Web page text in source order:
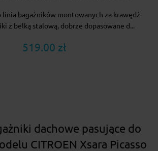
linia bagażników montowanych za krawędź
z belką stalową, dobrze dopasowane d...
519.00 zł
dachowe pasujące do
CITROEN Xsara Picasso